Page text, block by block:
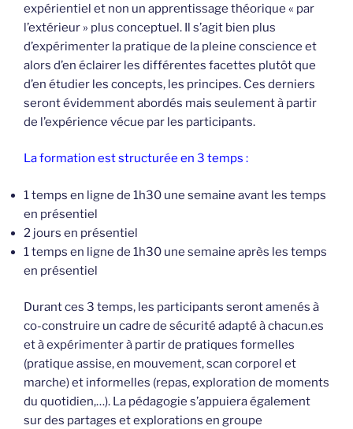
expérientiel et non un apprentissage théorique « par
l’extérieur » plus conceptuel. Il s’agit bien plus
d’expérimenter la pratique de la pleine conscience et
alors d’en éclairer les différentes facettes plutôt que
d’en étudier les concepts, les principes. Ces derniers
seront évidemment abordés mais seulement à partir
de l’expérience vécue par les participants.
La formation est structurée en 3 temps :
1 temps en ligne de 1h30 une semaine avant les temps
en présentiel
2 jours en présentiel
1 temps en ligne de 1h30 une semaine après les temps
en présentiel
Durant ces 3 temps, les participants seront amenés à
co-construire un cadre de sécurité adapté à chacun.es
et à expérimenter à partir de pratiques formelles
(pratique assise, en mouvement, scan corporel et
marche) et informelles (repas, exploration de moments
du quotidien,…). La pédagogie s’appuiera également
sur des partages et explorations en groupe